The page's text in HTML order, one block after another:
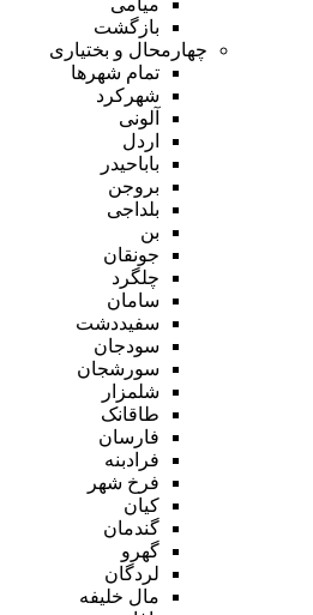
بازگشت
چهارمحال و بختیاری
تمام شهر‌ها
شهرکرد
آلونی
اردل
باباحیدر
بروجن
بلداجی
بن
جونقان
چلگرد
سامان
سفیددشت
سودجان
سورشجان
شلمزار
طاقانک
فارسان
فرادبنه
فرخ شهر
کیان
گندمان
گهرو
لردگان
مال خلیفه